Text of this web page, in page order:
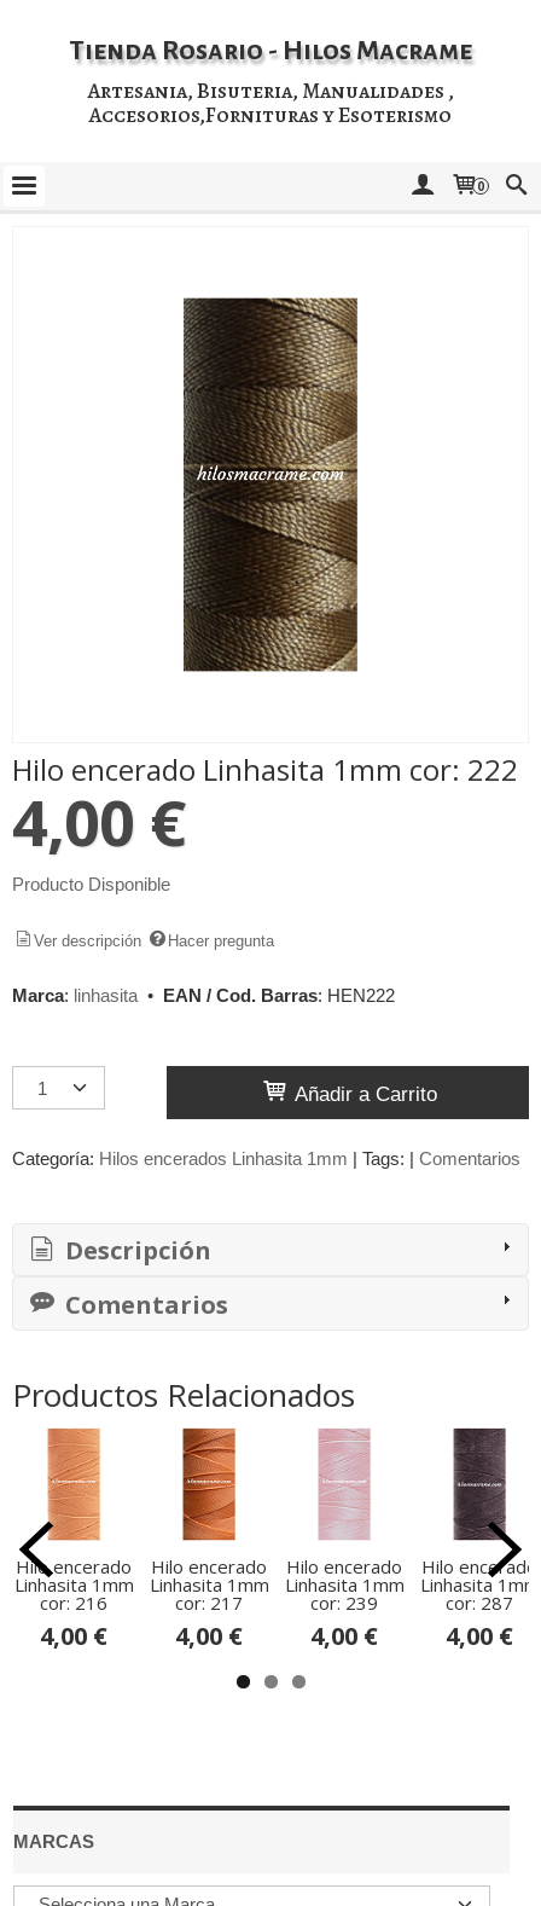
Tienda Rosario - Hilos Macrame
Artesania, Bisuteria, Manualidades ,
Accesorios,Fornituras y Esoterismo
0
MARCAS
Hilo encerado Linhasita 1mm cor: 222
4,00 €
Producto Disponible
Ver descripción Hacer pregunta
Marca: linhasita • EAN / Cod. Barras: HEN222
Añadir a Carrito
Categoría: Hilos encerados Linhasita 1mm | Tags: | Comentarios
Descripción
Comentarios
Productos Relacionados
Hilo encerado
Linhasita 1mm
cor: 216
4,00 €
Hilo encerado
Linhasita 1mm
cor: 217
4,00 €
Hilo encerado
Linhasita 1mm
cor: 239
4,00 €
Hilo encerado
Linhasita 1mm
cor: 287
4,00 €